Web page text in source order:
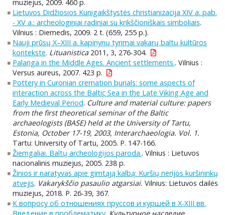
muziejus, 2009. 460 p.
Lietuvos Didžiosios Kunigaikštystės christianizacija XIV a. pab.
- XV a.: archeologiniai radiniai su krikščioniškais simboliais.
Vilnius : Diemedis, 2009. 2 t. (659, 255 p.).
Nauji prūsų X–XIII a. kapinynų tyrimai vakarų baltų kultūros
kontekste. Lituanistica2011, 3, 276-304.
Palanga in the Middle Ages. Ancient settlements.. Vilnius :
Versus aureus, 2007. 423 p.
Pottery in Curonian cremation burials: some aspects of
interaction across the Baltic Sea in the Late Viking Age and
Early Medieval Period. Culture and material culture: papers
from the first theoretical seminar of the Baltic
archaeologists (BASE) held at the University of Tartu,
Estonia, October 17-19, 2003, Interarchaeologia. Vol. 1.
Tartu: University of Tartu, 2005. P. 147-166.
Žiemgaliai. Baltų archeologijos paroda.. Vilnius : Lietuvos
nacionalinis muziejus, 2005. 238 p.
Žinios ir naratyvas apie gimtąją kalbą: Kuršių nerijos kuršininkų
atvejis. Vakarykščio pasaulio atgarsiai. Vilnius: Lietuvos dailės
muziejus, 2018. P. 26-39, 367.
К вопросу об отношениях пруссов и куршей в X-XIII вв.